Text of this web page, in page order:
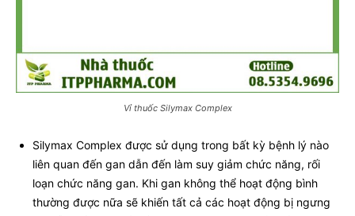
Vỉ thuốc Silymax Complex
Silymax Complex được sử dụng trong bất kỳ bệnh lý nào
liên quan đến gan dẫn đến làm suy giảm chức năng, rối
loạn chức năng gan. Khi gan không thể hoạt động bình
thường được nữa sẽ khiến tất cả các hoạt động bị ngưng